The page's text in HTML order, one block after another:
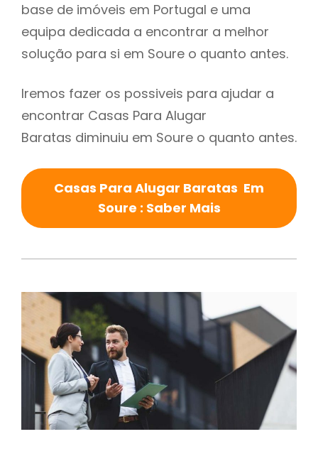
base de imóveis em Portugal e uma
equipa dedicada a encontrar a melhor
solução para si em Soure o quanto antes.
Iremos fazer os possiveis para ajudar a
encontrar Casas Para Alugar
Baratas diminuiu em Soure o quanto antes.
Casas Para Alugar Baratas Em
Soure : Saber Mais